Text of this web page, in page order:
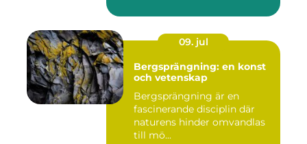
09. jul
Bergsprängning: en konst
och vetenskap
Bergsprängning är en
fascinerande disciplin där
naturens hinder omvandlas
till mö...